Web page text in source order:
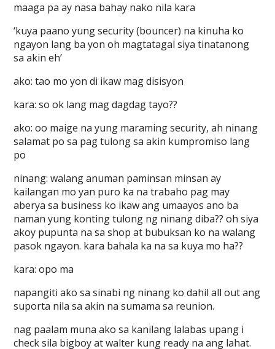
maaga pa ay nasa bahay nako nila kara
‘kuya paano yung security (bouncer) na kinuha ko
ngayon lang ba yon oh magtatagal siya tinatanong
sa akin eh’
ako: tao mo yon di ikaw mag disisyon
kara: so ok lang mag dagdag tayo??
ako: oo maige na yung maraming security, ah ninang
salamat po sa pag tulong sa akin kumpromiso lang
po
ninang: walang anuman paminsan minsan ay
kailangan mo yan puro ka na trabaho pag may
aberya sa business ko ikaw ang umaayos ano ba
naman yung konting tulong ng ninang diba?? oh siya
akoy pupunta na sa shop at bubuksan ko na walang
pasok ngayon. kara bahala ka na sa kuya mo ha??
kara: opo ma
napangiti ako sa sinabi ng ninang ko dahil all out ang
suporta nila sa akin na sumama sa reunion.
nag paalam muna ako sa kanilang lalabas upang i
check sila bigboy at walter kung ready na ang lahat.